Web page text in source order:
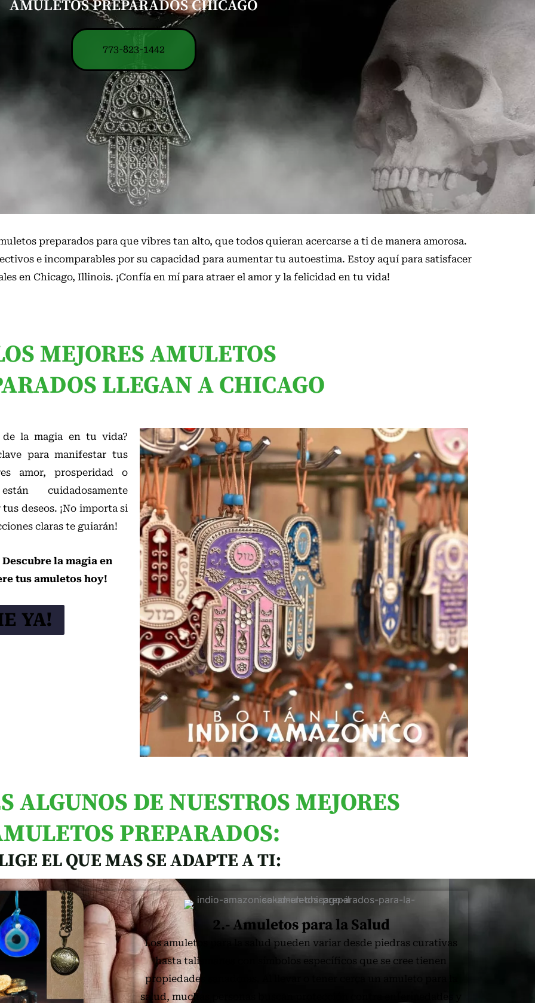
AMULETOS PREPARADOS CHICAGO
773-823-1442
preparados para que vibres tan alto, que todos quieran acercarse a ti de manera amorosa.
e incomparables por su capacidad para aumentar tu autoestima. Estoy aquí para satisfacer
en Chicago, Illinois. ¡Confía en mí para atraer el amor y la felicidad en tu vida!
MEJORES AMULETOS
LLEGAN A CHICAGO
de la magia en tu vida?
para manifestar tus
amor, prosperidad o
cuidadosamente
deseos. ¡No importa si
claras te guiarán!
la magia en
tus amuletos hoy!
YA!
ALGUNOS DE NUESTROS MEJORES
PREPARADOS:
EL QUE MAS SE ADAPTE A TI:
2.- Amuletos para la Salud
Los amuletos para la salud pueden variar desde piedras curativas
hasta talismanes con símbolos específicos que se cree tienen
propiedades sanadoras. Al llevar o tener cerca un amuleto para la
salud, muchas personas buscan protección contra enfermedades y